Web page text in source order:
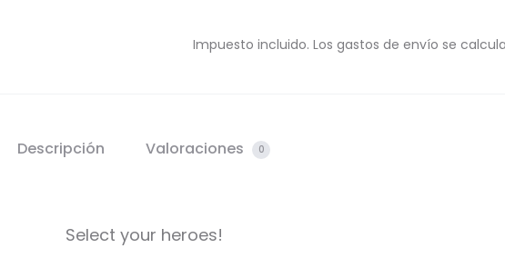
Impuesto incluido. Los gastos de envío se
Descripción Valoraciones 0
Select your heroes!